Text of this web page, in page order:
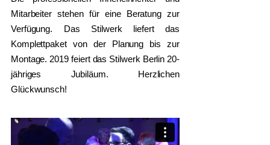
Mitarbeiter stehen für eine Beratung zur
Verfügung. Das Stilwerk liefert das
Komplettpaket von der Planung bis zur
Montage. 2019 feiert das Stilwerk Berlin 20-
jähriges Jubiläum. Herzlichen
Glückwunsch!